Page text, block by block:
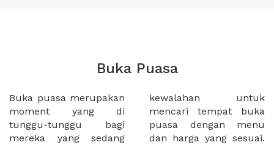
Buka Puasa
Buka puasa merupakan
moment yang di
tunggu-tunggu bagi
mereka yang sedang
kewalahan untuk
mencari tempat buka
puasa dengan menu
dan harga yang sesuai.